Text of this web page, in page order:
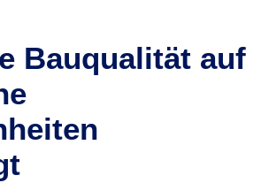
Bauqualität auf